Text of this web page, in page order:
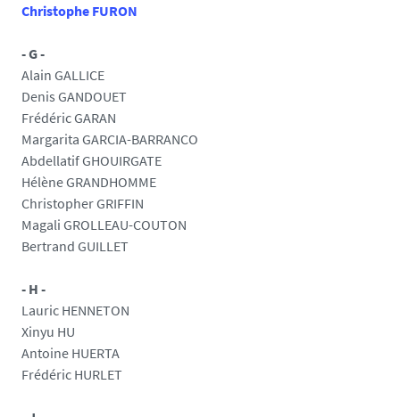
Christophe FURON
- G -
Alain GALLICE
Denis GANDOUET
Frédéric GARAN
Margarita GARCIA-BARRANCO
Abdellatif GHOUIRGATE
Hélène GRANDHOMME
Christopher GRIFFIN
Magali GROLLEAU-COUTON
Bertrand GUILLET
- H -
Lauric HENNETON
Xinyu HU
Antoine HUERTA
Frédéric HURLET